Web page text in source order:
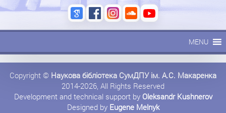
MENU
Copyright © Наукова бібліотека СумДПУ ім. А.С. Макаренка
2014-2026, All Rights Reserved
Development and technical support by Oleksandr Kushnerov
Designed by Eugene Melnyk